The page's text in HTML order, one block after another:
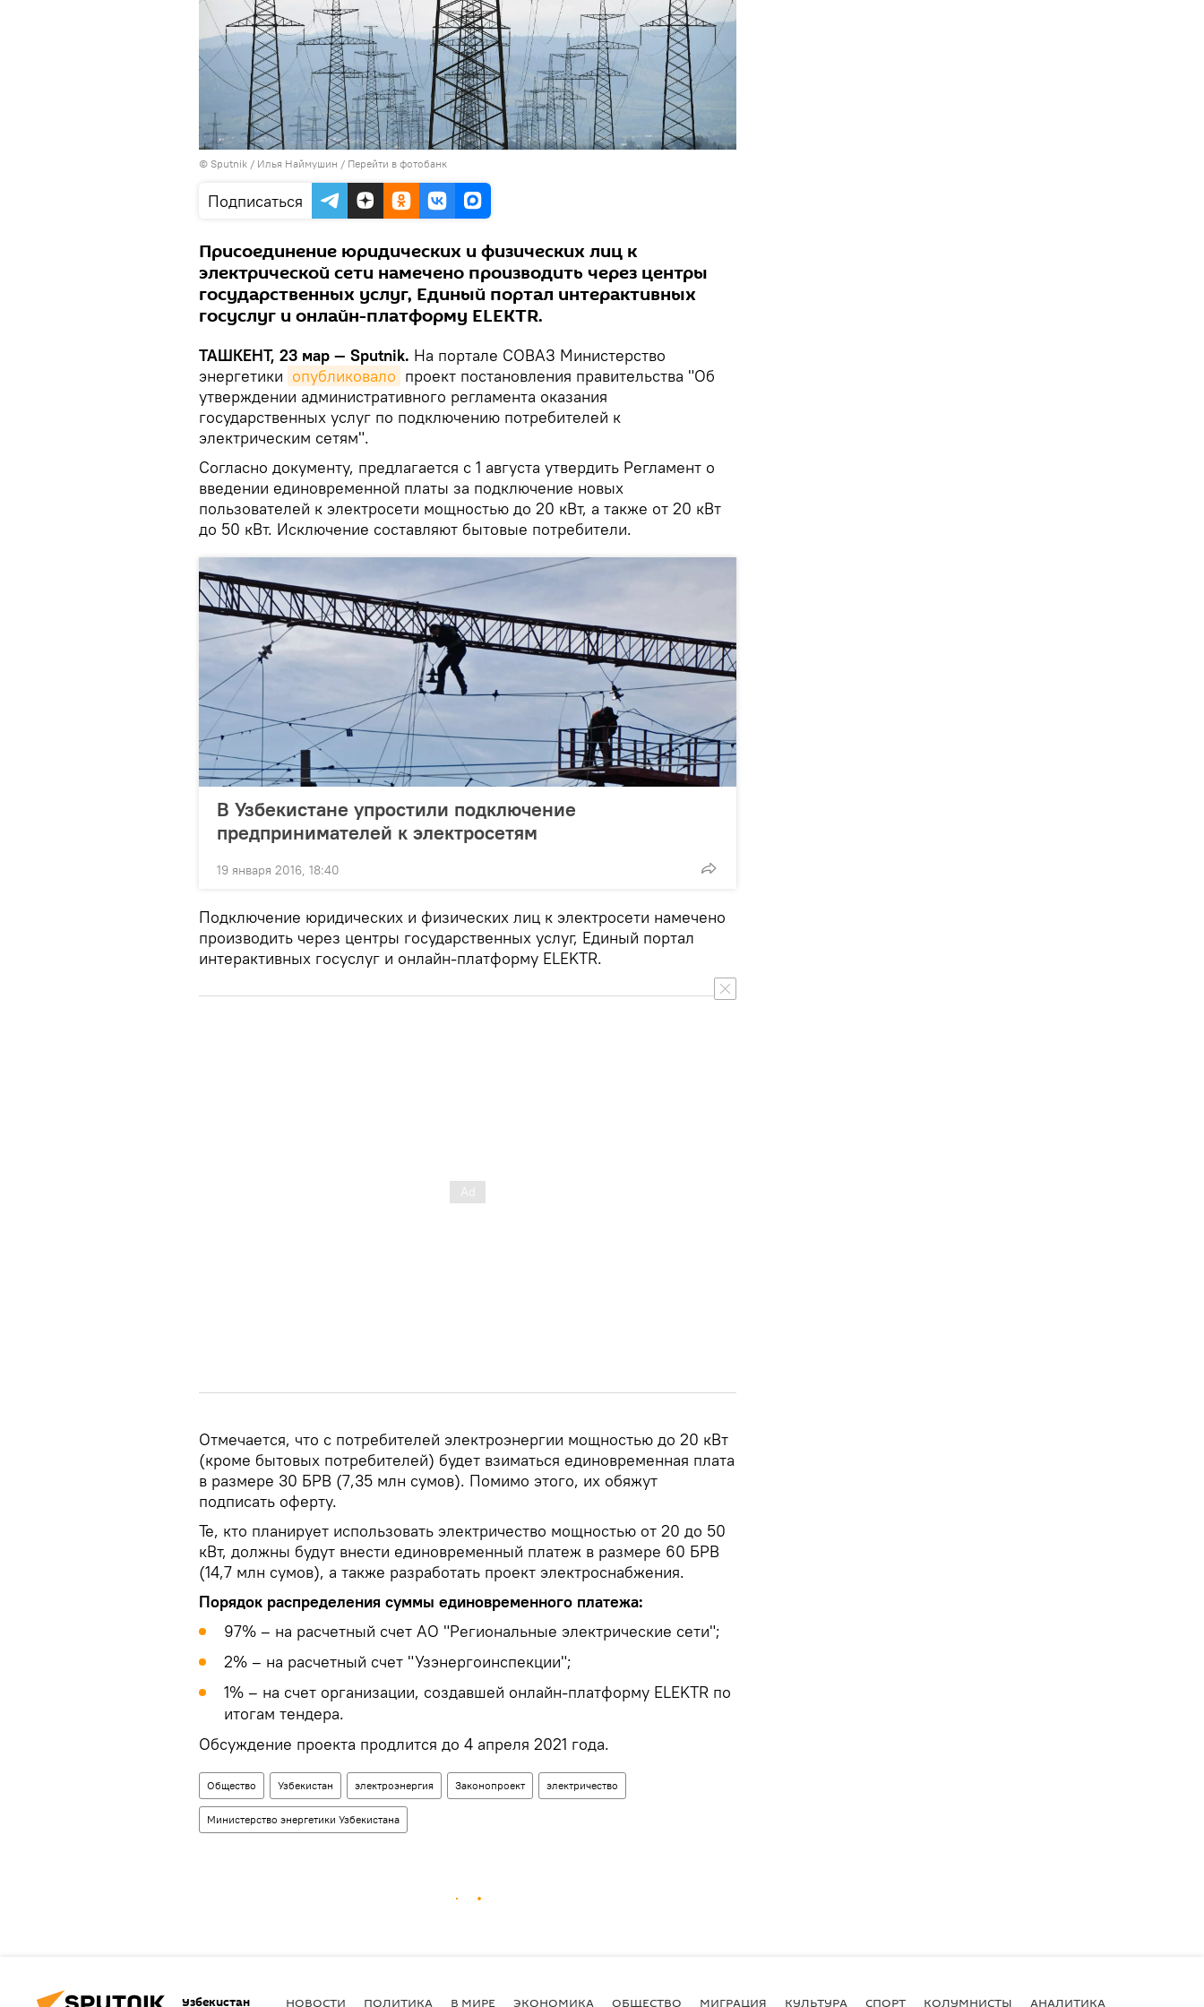
© Sputnik / Илья Наймушин / Перейти в фотобанк
Подписаться
Присоединение юридических и физических лиц к
электрической сети намечено производить через центры
государственных услуг, Единый портал интерактивных
госуслуг и онлайн-платформу ELEKTR.
ТАШКЕНТ, 23 мар — Sputnik. На портале СОВАЗ Министерство
энергетики опубликовало проект постановления правительства "Об
утверждении административного регламента оказания
государственных услуг по подключению потребителей к
электрическим сетям".
Согласно документу, предлагается с 1 августа утвердить Регламент о
введении единовременной платы за подключение новых
пользователей к электросети мощностью до 20 кВт, а также от 20 кВт
до 50 кВт. Исключение составляют бытовые потребители.
В Узбекистане упростили подключение
предпринимателей к электросетям
19 января 2016, 18:40
Подключение юридических и физических лиц к электросети намечено
производить через центры государственных услуг, Единый портал
интерактивных госуслуг и онлайн-платформу ELEKTR.
Отмечается, что с потребителей электроэнергии мощностью до 20 кВт
(кроме бытовых потребителей) будет взиматься единовременная плата
в размере 30 БРВ (7,35 млн сумов). Помимо этого, их обяжут
подписать оферту.
Те, кто планирует использовать электричество мощностью от 20 до 50
кВт, должны будут внести единовременный платеж в размере 60 БРВ
(14,7 млн сумов), а также разработать проект электроснабжения.
Порядок распределения суммы единовременного платежа:
97% – на расчетный счет АО "Региональные электрические сети";
2% – на расчетный счет "Узэнергоинспекции";
1% – на счет организации, создавшей онлайн-платформу ELEKTR по
итогам тендера.
Обсуждение проекта продлится до 4 апреля 2021 года.
Общество Узбекистан электроэнергия Законопроект электричество
Министерство энергетики Узбекистана
Узбекистан НОВОСТИ ПОЛИТИКА В МИРЕ ЭКОНОМИКА ОБЩЕСТВО МИГРАЦИЯ КУЛЬТУРА СПОРТ КОЛУМНИСТЫ АНАЛИТИКА